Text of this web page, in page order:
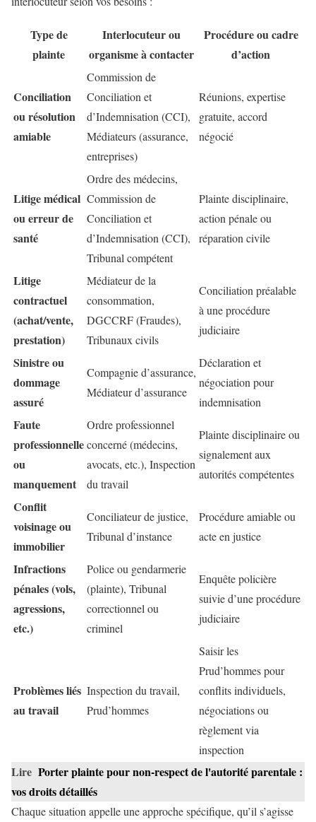
Type de
plainte
Interlocuteur ou
organisme à contacter
Procédure ou cadre
d’action
Conciliation
ou résolution
amiable
Commission de
Conciliation et
d’Indemnisation (CCI),
Médiateurs (assurance,
entreprises)
Réunions, expertise
gratuite, accord
négocié
Litige médical
ou erreur de
santé
Ordre des médecins,
Commission de
Conciliation et
d’Indemnisation (CCI),
Tribunal compétent
Plainte disciplinaire,
action pénale ou
réparation civile
Litige
contractuel
(achat/vente,
prestation)
Médiateur de la
consommation,
DGCCRF (Fraudes),
Tribunaux civils
Conciliation préalable
à une procédure
judiciaire
Sinistre ou
dommage
assuré
Compagnie d’assurance,
Médiateur d’assurance
Déclaration et
négociation pour
indemnisation
Faute
professionnelle
ou
manquement
Ordre professionnel
concerné (médecins,
avocats, etc.), Inspection
du travail
Plainte disciplinaire ou
signalement aux
autorités compétentes
Conflit
voisinage ou
immobilier
Conciliateur de justice,
Tribunal d’instance
Procédure amiable ou
acte en justice
Infractions
pénales (vols,
agressions,
etc.)
Police ou gendarmerie
(plainte), Tribunal
correctionnel ou
criminel
Enquête policière
suivie d’une procédure
judiciaire
Problèmes liés
au travail
Inspection du travail,
Prud’hommes
Saisir les
Prud’hommes pour
conflits individuels,
négociations ou
règlement via
inspection
Lire Porter plainte pour non-respect de l'autorité parentale :
vos droits détaillés
Chaque situation appelle une approche spécifique, qu’il s’agisse